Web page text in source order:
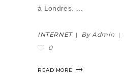
à Londres.
INTERNET By Admin
0
READ MORE